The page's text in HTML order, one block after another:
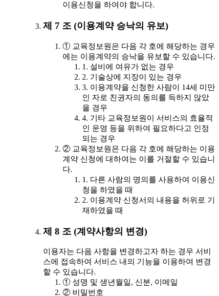
이용신청을 하여야 합니다.
제 7 조 (이용계약 승낙의 유보)
① 교육정보원은 다음 각 호에 해당하는 경우
에는 이용계약의 승낙을 유보할 수 있습니다.
1. 설비에 여유가 없는 경우
2. 기술상에 지장이 있는 경우
3. 이용계약을 신청한 사람이 14세 미만
인 자로 친권자의 동의를 득하지 않았
을 경우
4. 기타 교육정보원이 서비스의 효율적
인 운영 등을 위하여 필요하다고 인정
되는 경우
② 교육정보원은 다음 각 호에 해당하는 이용
계약 신청에 대하여는 이를 거절할 수 있습니
다.
1. 다른 사람의 명의를 사용하여 이용신
청을 하였을 때
2. 이용계약 신청서의 내용을 허위로 기
재하였을 때
제 8 조 (계약사항의 변경)
이용자는 다음 사항을 변경하고자 하는 경우 서비
스에 접속하여 서비스 내의 기능을 이용하여 변경
할 수 있습니다.
① 성명 및 생년월일, 신분, 이메일
② 비밀번호